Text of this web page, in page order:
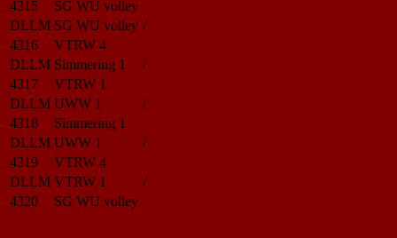
4315
SG WU volley
DLLM SG WU volley /
4316
VTRW 4
DLLM Simmering 1
/
4317
VTRW 1
DLLM UWW 1
/
4318
Simmering 1
DLLM UWW 1
/
4319
VTRW 4
DLLM VTRW 1
/
4320
SG WU volley